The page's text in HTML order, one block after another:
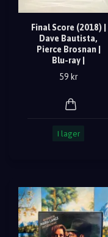
Final Score (2018) |
Dave Bautista,
Pierce Brosnan |
Blu-ray |
59 kr
I lager